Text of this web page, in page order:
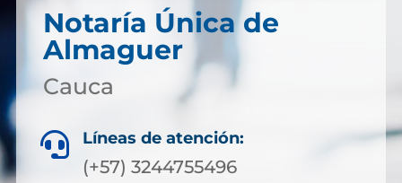
Notaría Única de
Almaguer
Cauca
 Líneas de atención:
(+57) 3244755496